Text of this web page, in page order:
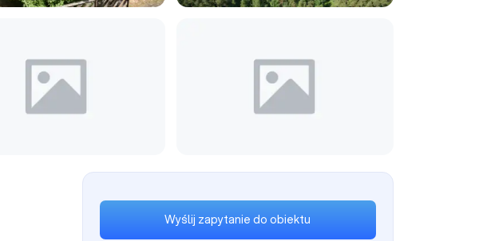
Wyślij zapytanie do obiektu